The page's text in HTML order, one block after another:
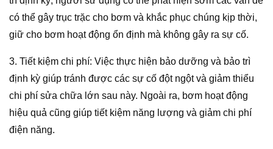
có thể gây trục trặc cho bơm và khắc phục chúng kịp thời,
giữ cho bơm hoạt động ổn định mà không gây ra sự cố.
3. Tiết kiệm chi phí: Việc thực hiện bảo dưỡng và bảo trì
định kỳ giúp tránh được các sự cố đột ngột và giảm thiểu
chi phí sửa chữa lớn sau này. Ngoài ra, bơm hoạt động
hiệu quả cũng giúp tiết kiệm năng lượng và giảm chi phí
điện năng.